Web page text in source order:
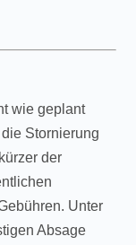
wie geplant
Stornierung
der
Unter
Absage